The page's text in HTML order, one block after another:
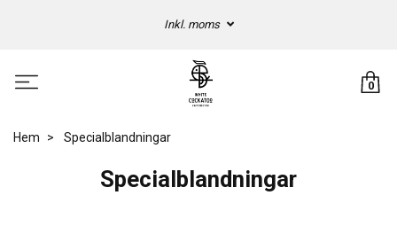
Inkl. moms
0
Hem Specialblandningar
Specialblandningar